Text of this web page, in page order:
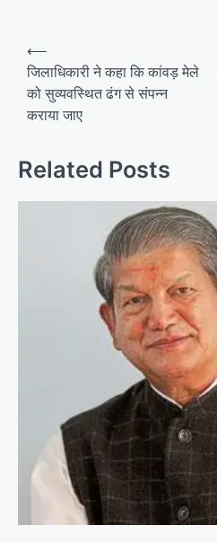
Post
navigation
⟵
जिलाधिकारी ने कहा कि कांवड़ मेले
को सुव्यवस्थित ढंग से संपन्न
कराया जाए
Related Posts